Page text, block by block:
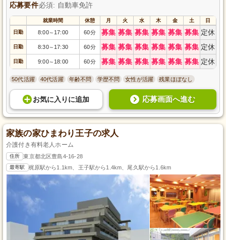
応募要件必須: 自動車免許
就業時間 休憩 月 火 水 木 金 土 日
日勤 8:00～ 17:00 60分 募集 募集 募集 募集 募集 募集 定休
日勤 8:30～ 17:30 60分 募集 募集 募集 募集 募集 募集 定休
日勤 9:00～ 18:00 60分 募集 募集 募集 募集 募集 募集 定休
50代活躍 40代活躍 年齢不問 学歴不問 女性が活躍 残業ほぼなし
お気に入り に追加 応募画面へ進む
家族の家ひまわり王子の求人
介護付き有料老人ホーム
住所 東京都北区豊島4-16-28
最寄駅 梶原駅から1.1km、王子駅から1.4km、尾久駅から1.6km